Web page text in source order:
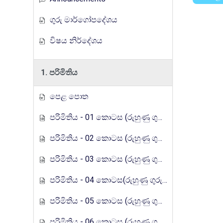
ගුරු මාර්ගෝපදේශය
විෂය නිර්දේශය
1. පරිමිතිය
පෙළ පොත
පරිමිතිය - 01 කොටස (රුහුණු ගුරුගෙදර රේඩියෝ පාඩම් මාලාව)
පරිමිතිය - 02 කොටස (රුහුණු ගුරුගෙදර රේඩියෝ පාඩම් මාලාව)
පරිමිතිය - 03 කොටස (රුහුණු ගුරුගෙදර රේඩියෝ පාඩම් මාලාව)
පරිමිතිය - 04 කොටස(රුහුණු ගුරුගෙදර රේඩියෝ පාඩම් මාලාව)
පරිමිතිය - 05 කොටස (රුහුණු ගුරුගෙදර රේඩියෝ පාඩම් මාලාව)